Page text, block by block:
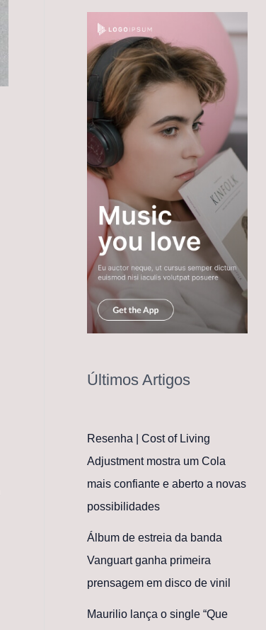
Últimos Artigos
Resenha | Cost of Living
Adjustment mostra um Cola
mais confiante e aberto a novas
possibilidades
Álbum de estreia da banda
Vanguart ganha primeira
prensagem em disco de vinil
Maurilio lança o single “Que